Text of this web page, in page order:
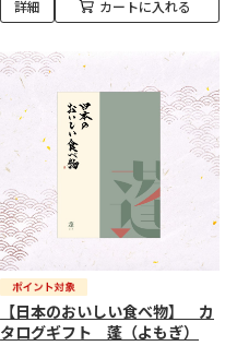
詳細 カートに入れる
【日本のおいしい食べ物】 カ
タログギフト 蓬（よもぎ）